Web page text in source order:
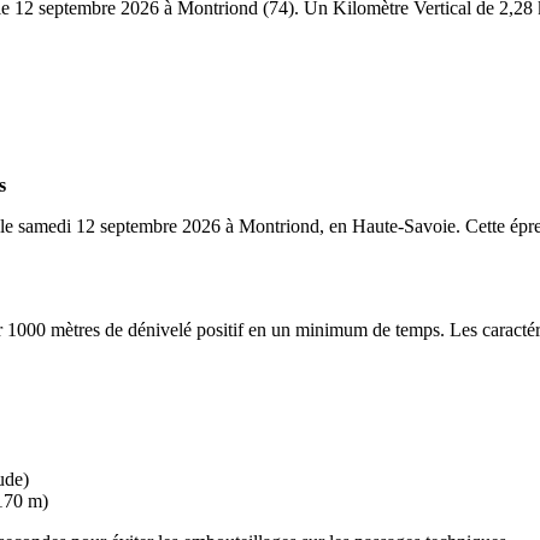
septembre 2026 à Montriond (74). Un Kilomètre Vertical de
12 septembre 2026 à Montriond, en Haute-Savoie. Cette
mètres de dénivelé positif en un minimum de temps. Les
m)